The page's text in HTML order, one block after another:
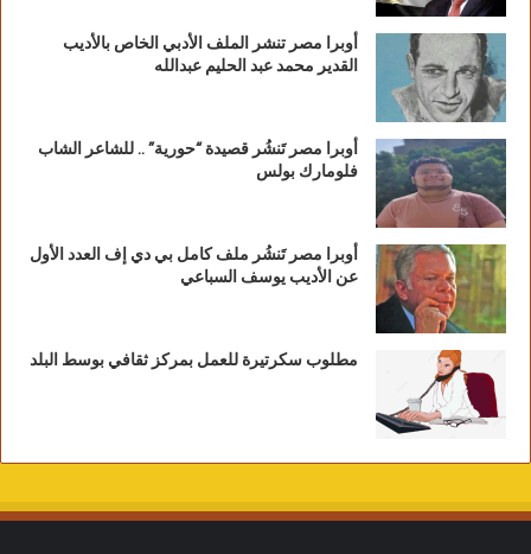
أوبرا مصر تنشر الملف الأدبي الخاص بالأديب
القدير محمد عبد الحليم عبدالله
أوبرا مصر تَنشُر قصيدة “حورية” .. للشاعر الشاب
فلومارك بولس
أوبرا مصر تَنشُر ملف كامل بي دي إف العدد الأول
عن الأديب يوسف السباعي
مطلوب سكرتيرة للعمل بمركز ثقافي بوسط البلد